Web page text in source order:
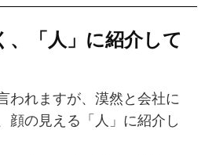
、「人」に紹介して
われますが、漠然と会社に
顔の見える「人」に紹介し